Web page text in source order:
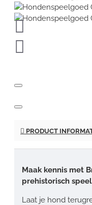
PRODUCT
Maak kennis met
prehistorisch
Laat je hond